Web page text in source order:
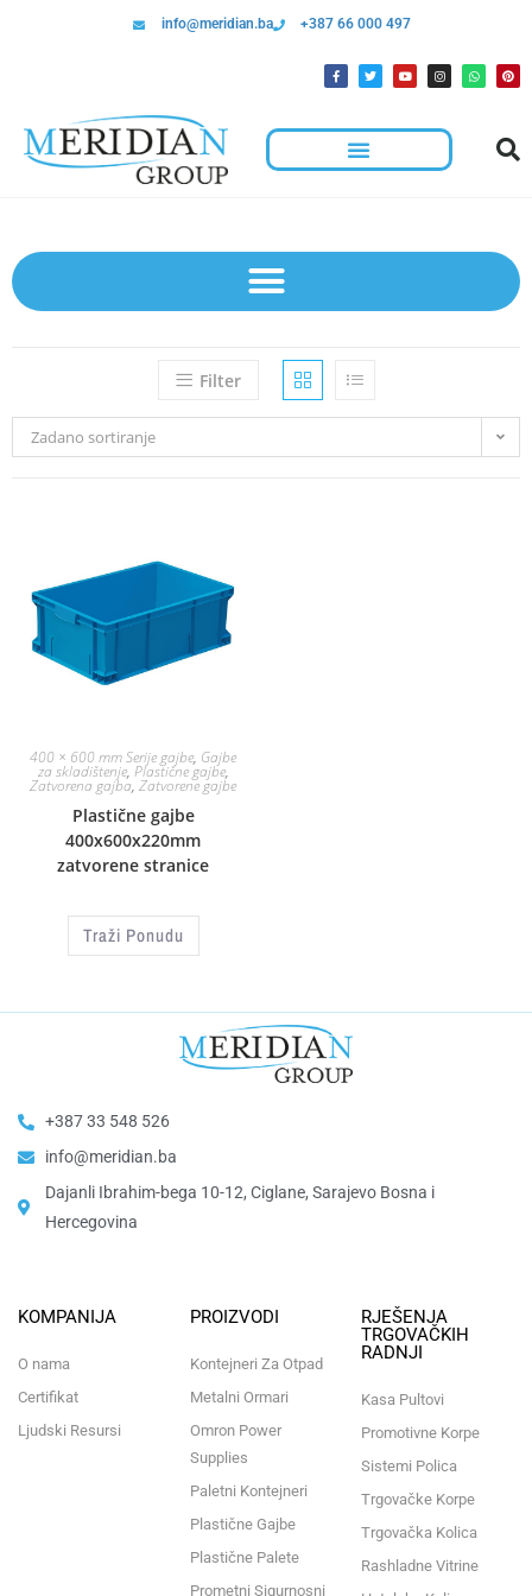
info@meridian.ba +387 66 000 497
Filter
Zadano sortiranje
400 × 600 mm Serije gajbe, Gajbe
za skladištenje, Plastične gajbe,
Zatvorena gajba, Zatvorene gajbe
Plastične gajbe
400x600x220mm
zatvorene stranice
Traži Ponudu
+387 33 548 526
info@meridian.ba
Dajanli Ibrahim-bega 10-12, Ciglane, Sarajevo Bosna i
Hercegovina​
KOMPANIJA
O nama
Certifikat
Ljudski Resursi
PROIZVODI
Kontejneri Za Otpad
Metalni Ormari
Omron Power
Supplies
Paletni Kontejneri
Plastične Gajbe
Plastične Palete
Prometni Sigurnosni
RJEŠENJA
TRGOVAČKIH
RADNJI
Kasa Pultovi
Promotivne Korpe
Sistemi Polica
Trgovačke Korpe
Trgovačka Kolica
Rashladne Vitrine